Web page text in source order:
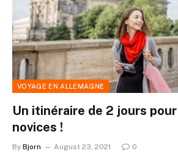
VOYAGE EN ALLEMAGNE
Un itinéraire de 2 jours
novices !
By Bjorn August 23, 2021 0